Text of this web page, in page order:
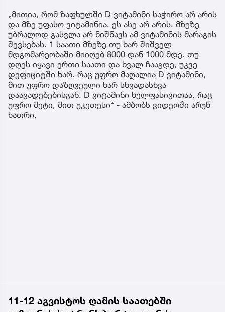
„მითია, რომ ზაფხულში D ვიტამინი საჭირო არ არის
და მზე უფასო ვიტამინია. ეს ასე არ არის. მზეზე
უბრალოდ გასვლა არ ნიშნავს ამ ვიტამინის მარაგის
შევსებას. 1 საათი მზეზე თუ ხარ შიშველ
მდგომარეობაში მიიღებ 8000 დან 1000 მდე. თუ
დღეს იყავი ერთი საათი და ხვალ ჩააგდე, უკვე
დეფიციტში ხარ. რაც უფრო მაღალია D ვიტამინი,
მით უფრო დაზღვეული ხარ სხვადასხვა
დაავადებებისგან. D ვიტამინი ხელფასივითაა, რაც
უფრო მეტი, მით უკეთესი“ - ამბობს ვიდეოში არუნ
ხათრი.
11-12 აგვისტოს ღამის საათებში